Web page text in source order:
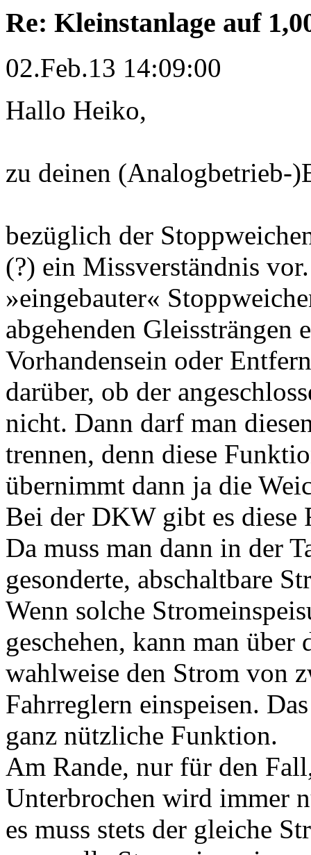
Re: Kleinstanlage auf
02.Feb.13 14:09:00
Hallo Heiko,
zu deinen (Analogbetrieb-
bezüglich der
(?) ein Missverständnis
»eingebauter«
abgehenden Gleissträngen
Vorhandensein oder
darüber, ob der
nicht. Dann darf man
trennen, denn diese
übernimmt dann ja die
Bei der DKW gibt es diese
Da muss man dann in der
gesonderte, abschaltbare
Wenn solche
geschehen, kann man
wahlweise den Strom von
Fahrreglern einspeisen.
ganz nützliche Funktion.
Am Rande, nur für den
Unterbrochen wird immer
es muss stets der gleiche